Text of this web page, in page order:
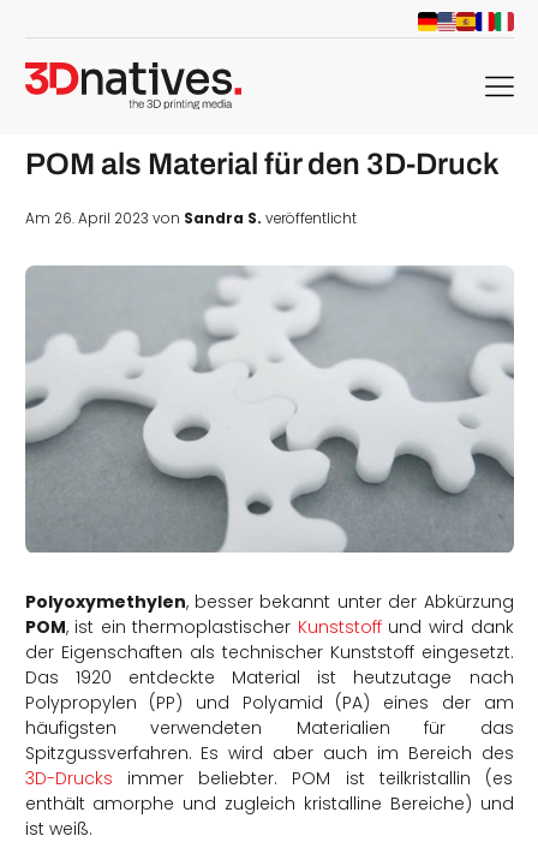
menu
POM als Material für den 3D-Druck
Am 26. April 2023 von Sandra S. veröffentlicht
Polyoxymethylen, besser bekannt unter der Abkürzung
POM, ist ein thermoplastischer Kunststoffund wird dank
der Eigenschaften als technischer Kunststoff eingesetzt.
Das 1920 entdeckte Material ist heutzutage nach
Polypropylen (PP) und Polyamid (PA) eines der am
häufigsten verwendeten Materialien für das
Spitzgussverfahren. Es wird aber auch im Bereich des
3D-Drucks immer beliebter. POM ist teilkristallin (es
enthält amorphe und zugleich kristalline Bereiche) und
ist weiß.